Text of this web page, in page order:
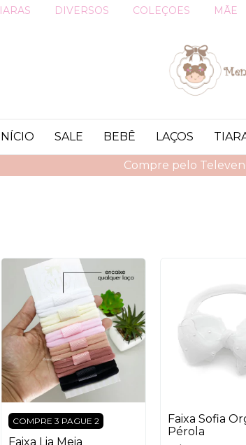
DIVERSOS COLEÇOES MÃE
Compre pelo
SALE BEBÊ LAÇOS
COMPRE 3 PAGUE 2
Faixa Lia Meia
Faixa Sofia
Pérola